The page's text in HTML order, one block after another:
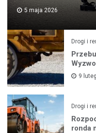
5 maja 2026
Drogi i
9
Drogi i
ronda